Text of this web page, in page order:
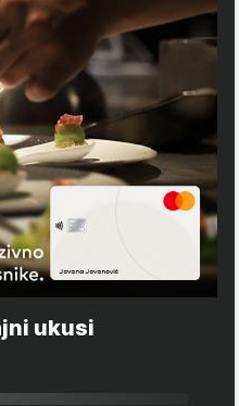
ukusi